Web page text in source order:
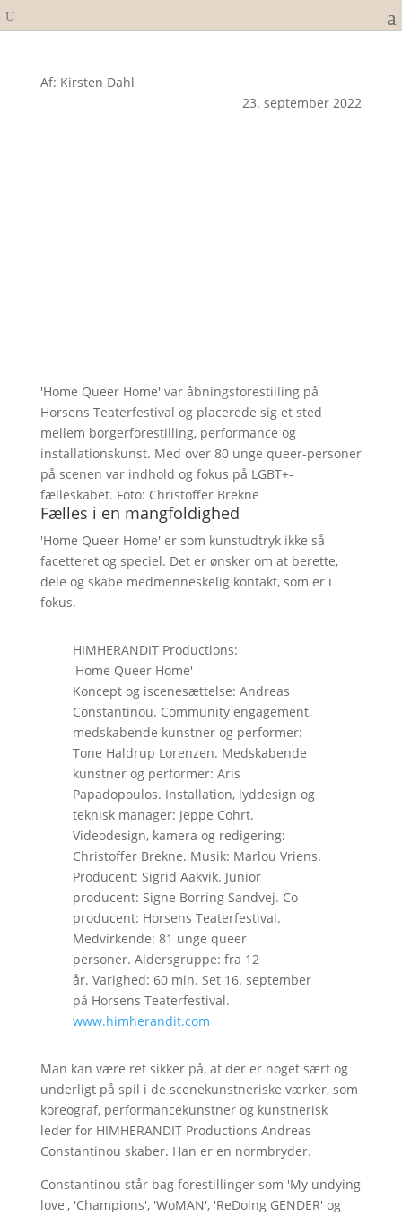
Af: Kirsten Dahl
23. september 2022
'Home Queer Home' var åbningsforestilling på
Horsens Teaterfestival og placerede sig et sted
mellem borgerforestilling, performance og
installationskunst. Med over 80 unge queer-personer
på scenen var indhold og fokus på LGBT+-
fælleskabet. Foto: Christoffer Brekne
Fælles i en mangfoldighed
'Home Queer Home' er som kunstudtryk ikke så
facetteret og speciel. Det er ønsker om at berette,
dele og skabe medmenneskelig kontakt, som er i
fokus.
HIMHERANDIT Productions:
'Home Queer Home'
Koncept og iscenesættelse: Andreas
Constantinou. Community engagement,
medskabende kunstner og performer:
Tone Haldrup Lorenzen. Medskabende
kunstner og performer: Aris
Papadopoulos. Installation, lyddesign og
teknisk manager: Jeppe Cohrt.
Videodesign, kamera og redigering:
Christoffer Brekne. Musik: Marlou Vriens.
Producent: Sigrid Aakvik. Junior
producent: Signe Borring Sandvej. Co-
producent: Horsens Teaterfestival.
Medvirkende: 81 unge queer
personer. Aldersgruppe: fra 12
år. Varighed: 60 min. Set 16. september
på Horsens Teaterfestival.
www.himherandit.com
Man kan være ret sikker på, at der er noget sært og
underligt på spil i de scenekunstneriske værker, som
koreograf, performancekunstner og kunstnerisk
leder for HIMHERANDIT Productions Andreas
Constantinou skaber. Han er en normbryder.
Constantinou står bag forestillinger som 'My undying
love', 'Champions', 'WoMAN', 'ReDoing GENDER' og